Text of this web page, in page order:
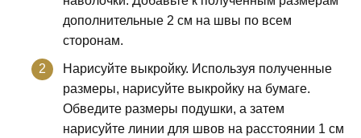
дополнительные 2 см на швы по всем
сторонам.
Нарисуйте выкройку. Используя полученные
размеры, нарисуйте выкройку на бумаге.
Обведите размеры подушки, а затем
нарисуйте линии для швов на расстоянии 1 см